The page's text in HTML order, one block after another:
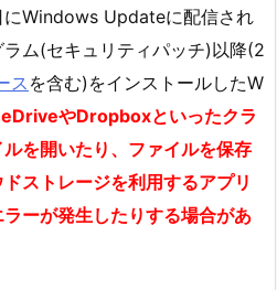
にWindows Updateに配信され
ム(セキュリティパッチ)以降(2
ス を含む)をインストールしたW
やDropboxといったクラ
を開いたり、ファイルを保存
ストレージを利用するアプリ
ーが発生したりする場合があ